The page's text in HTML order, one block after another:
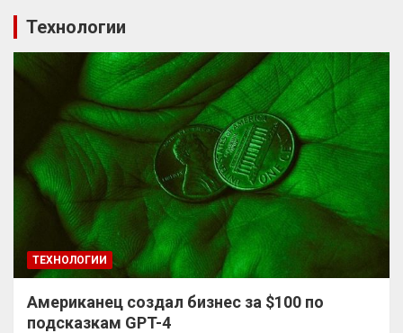
Технологии
ТЕХНОЛОГИИ
Американец создал бизнес за $100 по
подсказкам GPT-4